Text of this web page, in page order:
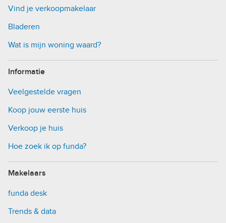
Vind je verkoopmakelaar
Bladeren
Wat is mijn woning waard?
Informatie
Veelgestelde vragen
Koop jouw eerste huis
Verkoop je huis
Hoe zoek ik op funda?
Makelaars
funda desk
Trends & data